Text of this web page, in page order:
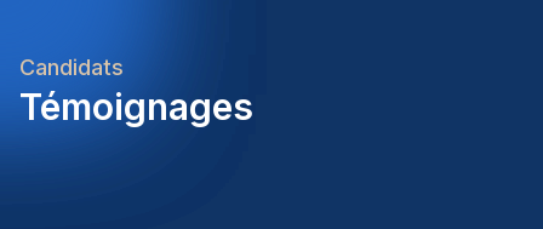
Candidats
Témoignages